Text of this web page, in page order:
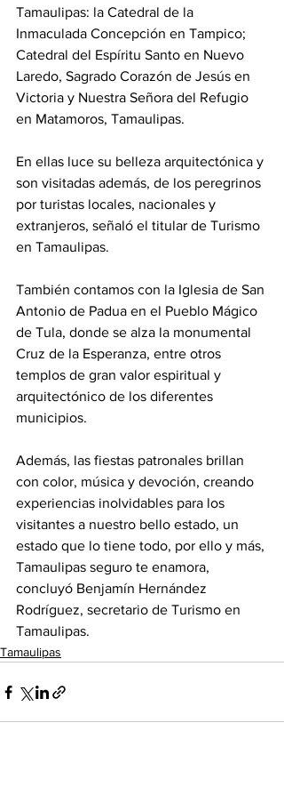
Tamaulipas: la Catedral de la
Inmaculada Concepción en Tampico;
Catedral del Espíritu Santo en Nuevo
Laredo, Sagrado Corazón de Jesús en
Victoria y Nuestra Señora del Refugio
en Matamoros, Tamaulipas.
En ellas luce su belleza arquitectónica y
son visitadas además, de los peregrinos
por turistas locales, nacionales y
extranjeros, señaló el titular de Turismo
en Tamaulipas.
También contamos con la Iglesia de San
Antonio de Padua en el Pueblo Mágico
de Tula, donde se alza la monumental
Cruz de la Esperanza, entre otros
templos de gran valor espiritual y
arquitectónico de los diferentes
municipios.
Además, las fiestas patronales brillan
con color, música y devoción, creando
experiencias inolvidables para los
visitantes a nuestro bello estado, un
estado que lo tiene todo, por ello y más,
Tamaulipas seguro te enamora,
concluyó Benjamín Hernández
Rodríguez, secretario de Turismo en
Tamaulipas.
Tamaulipas